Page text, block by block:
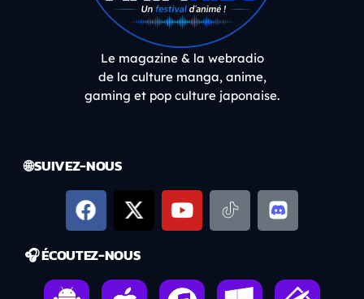
Le magazine & la webradio
de la culture manga, anime,
gaming et pop culture japonaise.
🌐 SUIVEZ-NOUS
🎧 ÉCOUTEZ-NOUS